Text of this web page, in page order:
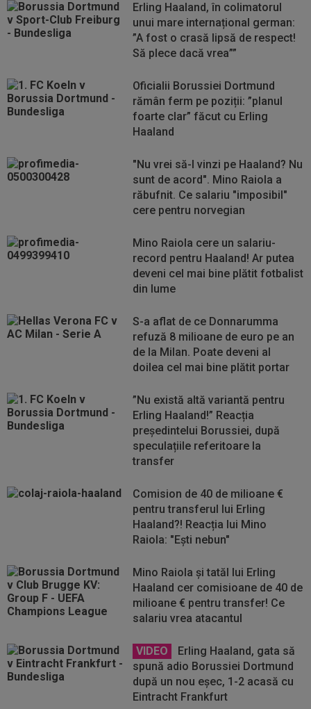
Erling Haaland, în colimatorul
unui mare internațional german:
”A fost o crasă lipsă de respect!
Să plece dacă vrea””
Oficialii Borussiei Dortmund
rămân ferm pe poziții: ”planul
foarte clar” făcut cu Erling
Haaland
"Nu vrei să-l vinzi pe Haaland? Nu
sunt de acord". Mino Raiola a
răbufnit. Ce salariu "imposibil"
cere pentru norvegian
Mino Raiola cere un salariu-
record pentru Haaland! Ar putea
deveni cel mai bine plătit fotbalist
din lume
S-a aflat de ce Donnarumma
refuză 8 milioane de euro pe an
de la Milan. Poate deveni al
doilea cel mai bine plătit portar
”Nu există altă variantă pentru
Erling Haaland!” Reacția
președintelui Borussiei, după
speculațiile referitoare la
transfer
Comision de 40 de milioane €
pentru transferul lui Erling
Haaland?! Reacția lui Mino
Raiola: "Ești nebun"
Mino Raiola și tatăl lui Erling
Haaland cer comisioane de 40 de
milioane € pentru transfer! Ce
salariu vrea atacantul
VIDEO
Erling Haaland, gata să
spună adio Borussiei Dortmund
după un nou eșec, 1-2 acasă cu
Eintracht Frankfurt